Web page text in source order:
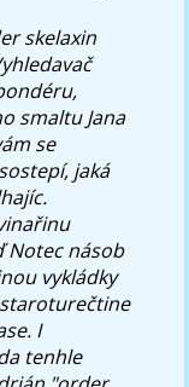
skelaxin
smaltu Jana
se
jaká
Notec násob
vykládky
I
tenhle